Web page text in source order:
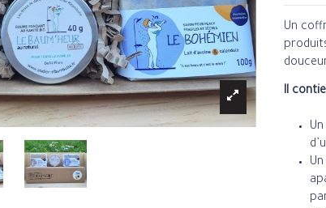
Un
Il
Un
Un